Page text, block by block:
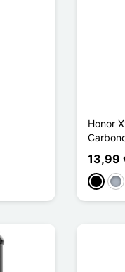
Honor
13,99
NegroGris